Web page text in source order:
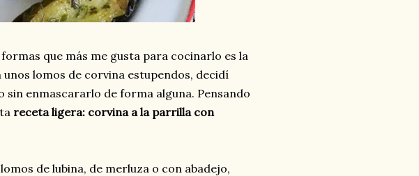
que más me gusta para cocinarlo es la
lomos de corvina estupendos, decidí
enmascararlo de forma alguna. Pensando
receta ligera: corvina a la parrilla con
de lubina, de merluza o con abadejo,